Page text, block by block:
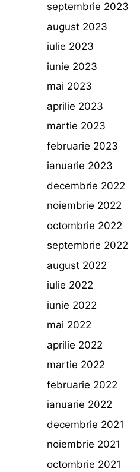
septembrie 2023
august 2023
iulie 2023
iunie 2023
mai 2023
aprilie 2023
martie 2023
februarie 2023
ianuarie 2023
decembrie 2022
noiembrie 2022
octombrie 2022
septembrie 2022
august 2022
iulie 2022
iunie 2022
mai 2022
aprilie 2022
martie 2022
februarie 2022
ianuarie 2022
decembrie 2021
noiembrie 2021
octombrie 2021